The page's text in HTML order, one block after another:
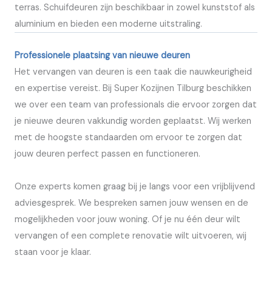
terras. Schuifdeuren zijn beschikbaar in zowel kunststof als
aluminium en bieden een moderne uitstraling.
Professionele plaatsing van nieuwe deuren
Het vervangen van deuren is een taak die nauwkeurigheid
en expertise vereist. Bij Super Kozijnen Tilburg beschikken
we over een team van professionals die ervoor zorgen dat
je nieuwe deuren vakkundig worden geplaatst. Wij werken
met de hoogste standaarden om ervoor te zorgen dat
jouw deuren perfect passen en functioneren.
Onze experts komen graag bij je langs voor een vrijblijvend
adviesgesprek. We bespreken samen jouw wensen en de
mogelijkheden voor jouw woning. Of je nu één deur wilt
vervangen of een complete renovatie wilt uitvoeren, wij
staan voor je klaar.